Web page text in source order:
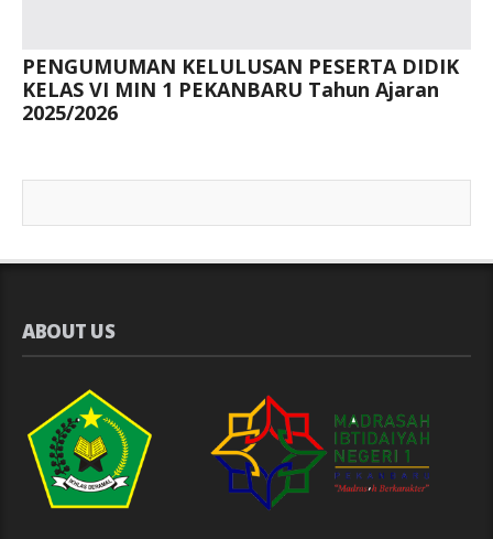
PENGUMUMAN KELULUSAN PESERTA DIDIK
KELAS VI MIN 1 PEKANBARU Tahun Ajaran
2025/2026
ABOUT US